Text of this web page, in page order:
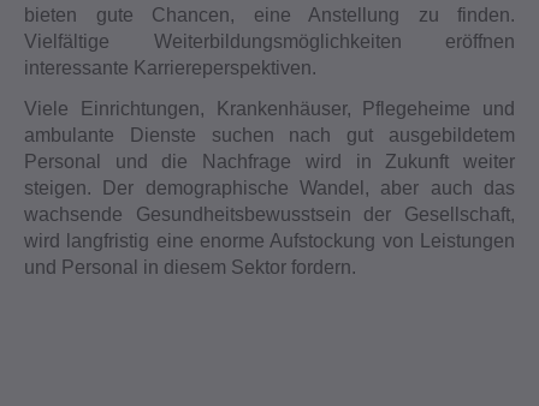
bieten gute Chancen, eine Anstellung zu finden.
Vielfältige Weiterbildungsmöglichkeiten eröffnen
interessante Karriereperspektiven.
Viele Einrichtungen, Krankenhäuser, Pflegeheime und
ambulante Dienste suchen nach gut ausgebildetem
Personal und die Nachfrage wird in Zukunft weiter
steigen. Der demographische Wandel, aber auch das
wachsende Gesundheitsbewusstsein der Gesellschaft,
wird langfristig eine enorme Aufstockung von Leistungen
und Personal in diesem Sektor fordern.